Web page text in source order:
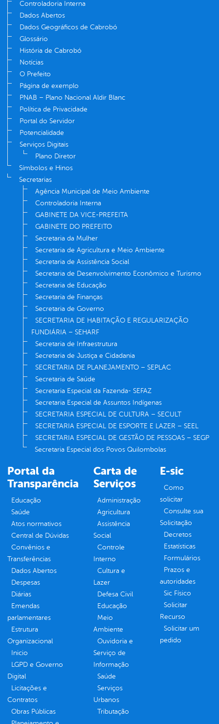
Controladoria Interna
Dados Abertos
Dados Geográficos de Cabrobó
Glossário
História de Cabrobó
Notícias
O Prefeito
Página de exemplo
PNAB – Plano Nacional Aldir Blanc
Política de Privacidade
Portal do Servidor
Potencialidade
Serviços Digitais
Plano Diretor
Símbolos e Hinos
Secretarias
Agência Municipal de Meio Ambiente
Controladoria Interna
GABINETE DA VICE-PREFEITA
GABINETE DO PREFEITO
Secretaria da Mulher
Secretaria de Agricultura e Meio Ambiente
Secretaria de Assistência Social
Secretaria de Desenvolvimento Econômico e Turismo
Secretaria de Educação
Secretaria de Finanças
Secretaria de Governo
SECRETARIA DE HABITAÇÃO E REGULARIZAÇÃO
FUNDIÁRIA – SEHARF
Secretaria de Infraestrutura
Secretaria de Justiça e Cidadania
SECRETARIA DE PLANEJAMENTO – SEPLAC
Secretaria de Saúde
Secretaria Especial da Fazenda- SEFAZ
Secretaria Especial de Assuntos Indígenas
SECRETARIA ESPECIAL DE CULTURA – SECULT
SECRETARIA ESPECIAL DE ESPORTE E LAZER – SEEL
SECRETARIA ESPECIAL DE GESTÃO DE PESSOAS – SEGP
Secretaria Especial dos Povos Quilombolas
Portal da
Transparência
Educação
Saúde
Atos normativos
Central de Dúvidas
Convênios e
Transferências
Dados Abertos
Despesas
Diárias
Emendas
parlamentares
Estrutura
Organizacional
Inicio
LGPD e Governo
Digital
Licitações e
Contratos
Obras Públicas
Carta de
Serviços
Administração
Agricultura
Assistência
Social
Controle
Interno
Cultura e
Lazer
Defesa Civil
Educação
Meio
Ambiente
Ouvidoria e
Serviço de
Informação
Saúde
Serviços
Urbanos
Tributação
E-sic
Como
solicitar
Consulte sua
Solicitação
Decretos
Estatísticas
Formulários
Prazos e
autoridades
Sic Físico
Solicitar
Recurso
Solicitar um
pedido